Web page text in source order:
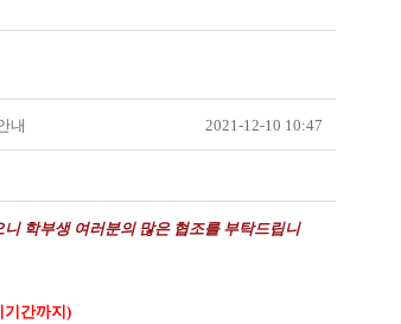
내 2021-12-10 10:47
학부생 여러분의 많은 협조를 부탁드립니
간까지 )